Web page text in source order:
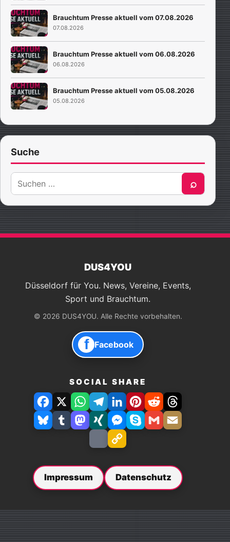
Brauchtum Presse aktuell vom 07.08.2026
07.08.2026
Brauchtum Presse aktuell vom 06.08.2026
06.08.2026
Brauchtum Presse aktuell vom 05.08.2026
05.08.2026
Suche
Suche
nach:
⌕
DUS4YOU
Düsseldorf für You. News, Vereine, Events,
Sport und Brauchtum.
© 2026 DUS4YOU. Alle Rechte vorbehalten.
f Facebook
SOCIAL SHARE
Facebook
X WhatsApp
Telegram
LinkedInPinterest
RedditThreads
BlueskyTumblrMastodon
XingFacebook
Messenger
SkypeGmailE-
Drucken
Link
Impressum
Datenschutz